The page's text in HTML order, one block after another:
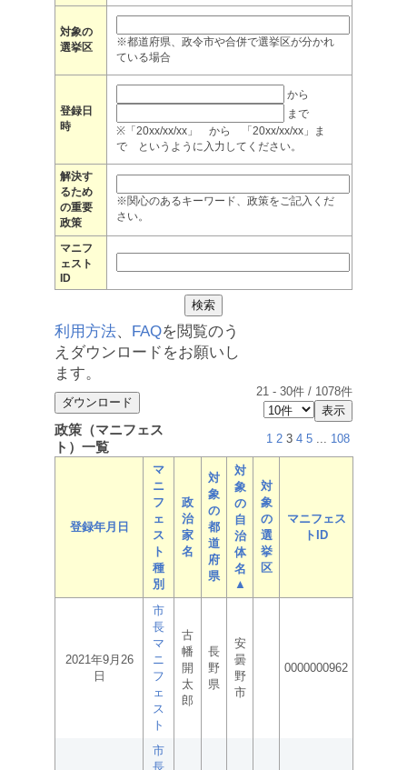
対象の
選挙区
※都道府県、政令市や合併で選挙区が分かれ
ている場合
登録日
時
から
まで
※「20xx/xx/xx」 から 「20xx/xx/xx」ま
で というように入力してください。
解決す
るため
の重要
政策
※関心のあるキーワード、政策をご記入くだ
さい。
マニフ
ェスト
ID
利用方法、 FAQを閲覧のう
えダウンロードをお願いし
ます。
21 - 30件 / 1078件
政策（マニフェス
ト）一覧
1 2 3 4 5 ... 108
登録年月日
マ
ニ
フ
ェ
ス
ト
種
別
政
治
家
名
対
象
の
都
道
府
県
対
象
の
自
治
体
名
▲
対
象
の
選
挙
区
マニフェス
トID
2021年9月26
日
市
長
マ
ニ
フ
ェ
ス
ト
古
幡
開
太
郎
長
野
県
安
曇
野
市
0000000962
市
長